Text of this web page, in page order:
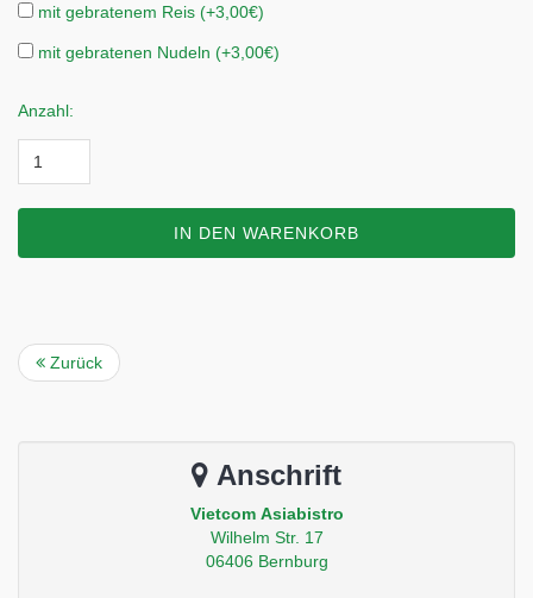
mit gebratenem Reis (+3,00€)
mit gebratenen Nudeln (+3,00€)
Anzahl:
IN DEN WARENKORB
Zurück
Anschrift
Vietcom Asiabistro
Wilhelm Str. 17
06406 Bernburg